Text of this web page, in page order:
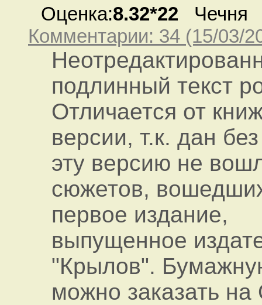
Оценка:8.32*22 Чечня
Комментарии: 34 (15/03/
подлинный текст
Отличается от
версии, т.к. дан
эту версию не
сюжетов,
первое издание,
выпущенное
"Крылов".
можно заказать на